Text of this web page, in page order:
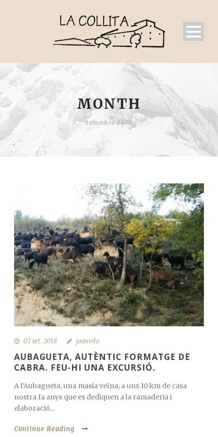
MONTH
setembre 2018
07 set. 2018 joanvila
AUBAGUETA, AUTÈNTIC FORMATGE DE
CABRA. FEU-HI UNA EXCURSIÓ.
A l’Aubagueta, una masia veïna, a uns 10 km de casa
nostra fa anys que es dediquen a la ramaderia i
elaboració...
Continue Reading